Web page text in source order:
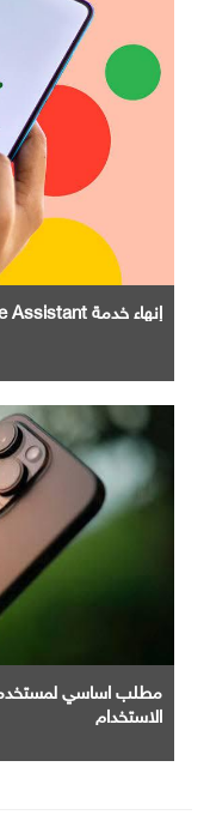
إنهاء خدمة Google Assistant. علي الاجهزه المؤهله
مطلب اساسي
الاستخدام